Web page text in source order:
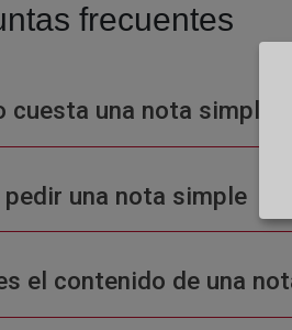
frecuentes
cuesta una nota simple
pedir una nota simple
el contenido de una